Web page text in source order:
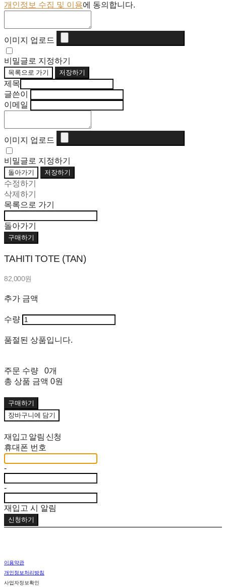
개인정보 수집 및 이용에 동의합니다.
이미지 업로드
비밀글로 지정하기
목록으로 가기 저장하기
제목
글쓴이
이메일
이미지 업로드
비밀글로 지정하기
돌아가기 저장하기
수정하기
삭제하기
목록으로 가기
돌아가기
구매하기
TAHITI TOTE (TAN)
82,000원
추가 금액
수량
품절된 상품입니다.
주문 수량
0개
총 상품 금액 0원
구매하기
장바구니에 담기
재입고 알림 신청
휴대폰 번호
-
-
재입고 시 알림
신청하기
이용약관
개인정보처리방침
사업자정보확인